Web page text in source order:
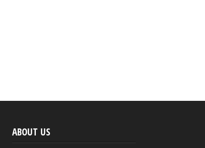
ABOUT US